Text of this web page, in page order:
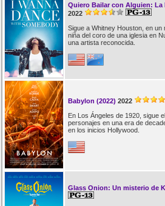
Quiero Bailar con Alguien:
2022
Sigue a Whitney Houston, en
niña del coro de una iglesia en
una artista reconocida.
Babylon (2022) 2022
En Los Ángeles de 1920, sigue
personajes en una era de
en los inicios Hollywood.
Glass Onion: Un misterio de